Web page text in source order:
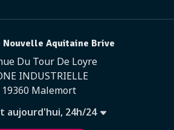
Aquitaine Brive
Du Tour De Loyre
INDUSTRIELLE
19360 Malemort
aujourd'hui, 24h/24